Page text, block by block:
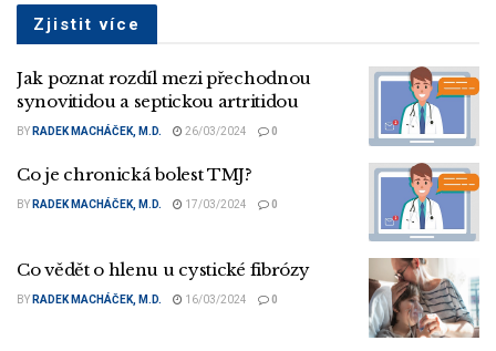
Zjistit více
Jak poznat rozdíl mezi přechodnou
synovitidou a septickou artritidou
BY RADEK MACHÁČEK, M.D. 26/03/2024 0
Co je chronická bolest TMJ?
BY RADEK MACHÁČEK, M.D. 17/03/2024 0
Co vědět o hlenu u cystické fibrózy
BY RADEK MACHÁČEK, M.D. 16/03/2024 0